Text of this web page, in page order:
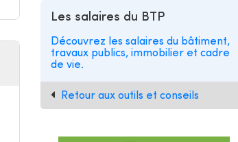
Les salaires du BTP
Découvrez les salaires du bâtiment,
travaux publics, immobilier et cadre
de vie.
Retour aux outils et conseils